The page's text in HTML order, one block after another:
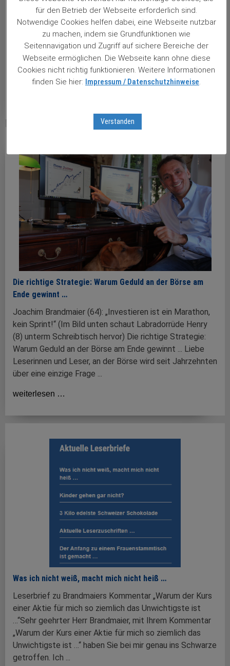
Trotz aller echten und scheinbaren Risiken hat der Dow
Jones diese Woche den nächsten Rekord markiert.
Skeptiker malen nun jedoch den Teufel an die Wand und
unken, es drohe ein Crash schlimmer als 2000 und in der
Finanzkrise. Christoph Wendling hat die aktuelle Lage
analysiert ...
Die richtige Strategie: Warum Geduld an der Börse am
Ende gewinnt …
Joachim Brandmaier (64): „Investieren ist ein Marathon,
kein Sprint!“ (Im Bild unten schaut Labradorrüde Henry
(8) unterm Schreibtisch hervor) Die richtige Strategie:
Warum Geduld an der Börse am Ende gewinnt ... Liebe
Leserinnen und Leser, an der Börse wird seit Jahrzehnten
über eine einzige Frage ...
weiterlesen …
Was ich nicht weiß, macht mich nicht heiß …
Leserbrief zu Brandmaiers Kommentar „Warum der Kurs
einer Aktie für mich so ziemlich das Unwichtigste ist
…“Sehr geehrter Herr Brandmaier, mit Ihrem Kommentar
„Warum der Kurs einer Aktie für mich so ziemlich das
Unwichtigste ist …“ haben Sie bei mir genau ins Schwarze
getroffen. Ich ...
für den Betrieb der Webseite erforderlich sind.
Notwendige Cookies helfen dabei, eine Webseite nutzbar
zu machen, indem sie Grundfunktionen wie
Seitennavigation und Zugriff auf sichere Bereiche der
Webseite ermöglichen. Die Webseite kann ohne diese
Cookies nicht richtig funktionieren. Weitere Informationen
finden Sie hier: Impressum / Datenschutzhinweise
Verstanden